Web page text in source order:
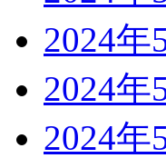
2024年
2024年
2024年